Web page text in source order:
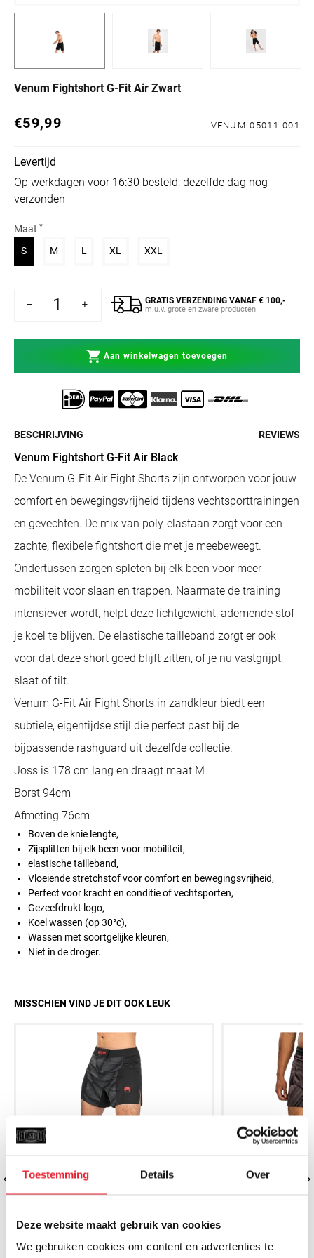
Toestemming Details Over
Deze website maakt gebruik van cookies
We gebruiken cookies om content en advertenties te
Venum Fightshort G-Fit Air Zwart
Normale prijs
€59,99 VENUM-05011-001
Levertijd
Op werkdagen voor 16:30 besteld, dezelfde dag nog
verzonden
Maat *
SVariant uitverkocht of niet beschikbaar
MVariant uitverkocht of niet beschikbaar
L Variant uitverkocht of niet beschikbaar
XL Variant uitverkocht of niet beschikbaar
XXL
Fightshort G-Fit Air Zwart
voor Venum Fightshort G-Fit Air Zwart
GRATIS VERZENDING VANAF € 100,-
m.u.v. grote en zware producten
Aan winkelwagen toevoegen
BESCHRIJVING REVIEWS
Venum Fightshort G-Fit Air Black
De Venum G-Fit Air Fight Shorts zijn ontworpen voor jouw
comfort en bewegingsvrijheid tijdens vechtsporttrainingen
en gevechten. De mix van poly-elastaan zorgt voor een
zachte, flexibele fightshort die met je meebeweegt.
Ondertussen zorgen spleten bij elk been voor meer
mobiliteit voor slaan en trappen. Naarmate de training
intensiever wordt, helpt deze lichtgewicht, ademende stof
je koel te blijven. De elastische tailleband zorgt er ook
voor dat deze short goed blijft zitten, of je nu vastgrijpt,
slaat of tilt.
Venum G-Fit Air Fight Shorts in zandkleur biedt een
subtiele, eigentijdse stijl die perfect past bij de
bijpassende rashguard uit dezelfde collectie.
Joss is 178 cm lang en draagt maat M
Borst 94cm
Afmeting 76cm
Boven de knie lengte,
Zijsplitten bij elk been voor mobiliteit,
elastische tailleband,
Vloeiende stretchstof voor comfort en bewegingsvrijheid,
Perfect voor kracht en conditie of vechtsporten,
Gezeefdrukt logo,
Koel wassen (op 30°c),
Wassen met soortgelijke kleuren,
Niet in de droger.
MISSCHIEN VIND JE DIT OOK LEUK